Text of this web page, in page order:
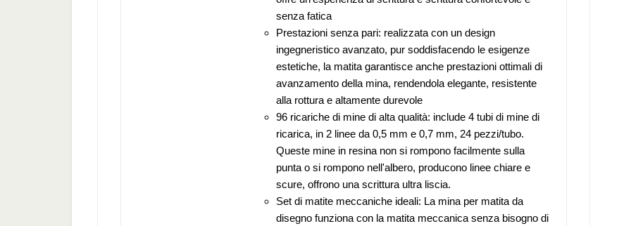
senza fatica
Prestazioni senza pari: realizzata con un design
ingegneristico avanzato, pur soddisfacendo le esigenze
estetiche, la matita garantisce anche prestazioni ottimali di
avanzamento della mina, rendendola elegante, resistente
alla rottura e altamente durevole
96 ricariche di mine di alta qualità: include 4 tubi di mine di
ricarica, in 2 linee da 0,5 mm e 0,7 mm, 24 pezzi/tubo.
Queste mine in resina non si rompono facilmente sulla
punta o si rompono nell'albero, producono linee chiare e
scure, offrono una scrittura ultra liscia.
Set di matite meccaniche ideali: La mina per matita da
disegno funziona con la matita meccanica senza bisogno di